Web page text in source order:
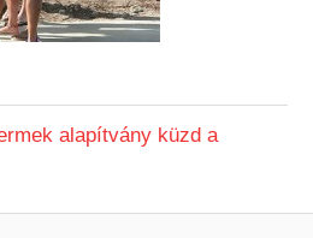
alapítvány küzd a